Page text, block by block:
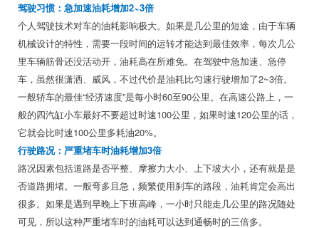
驾驶习惯：急加速油耗增加2~3倍
个人驾驶技术对车的油耗影响极大。如果是几公里的短途，由于车辆
机械设计的特性，需要一段时间的运转才能达到最佳效率，每次几公
里车辆筋骨还没活动开，油耗高在所难免。在驾驶中急加速、急停
车，虽然很潇洒、威风，不过代价是油耗比匀速行驶增加了2~3倍。
一般轿车的最佳“经济速度”是每小时60至90公里。在高速公路上，一
般的四汽缸小车最好不要超过时速100公里，如果时速120公里的话，
它就会比时速100公里多耗油20%。
行驶路况：严重堵车时油耗增加3倍
路况因素包括道路是否平整、摩擦力大小、上下坡大小，还有就是是
否道路拥堵。一般弯多且急，频繁使用刹车的路段，油耗肯定会高出
很多。如果是遇到早晚上下班高峰，一小时只能走几公里的路况随处
可见，所以这种严重堵车时的油耗可以达到通畅时的三倍多。